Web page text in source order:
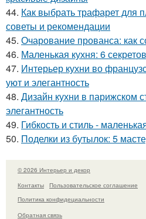
44. Как выбрать трафарет для
советы и рекомендации
45. Очарование прованса: как
46. Маленькая кухня: 6
47. Интерьер кухни во
уют и элегантность
48. Дизайн кухни в парижском
элегантность
49. Гибкость и стиль -
50. Поделки из бутылок: 5
© 2026 Интерьер и декор
Контакты
Пользовательское соглашение
Политика конфидециальности
Обратная связь